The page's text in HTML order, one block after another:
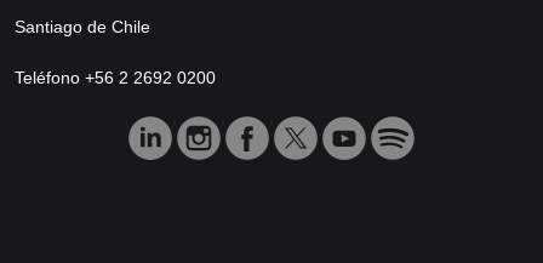
Santiago de Chile
Teléfono +56 2 2692 0200